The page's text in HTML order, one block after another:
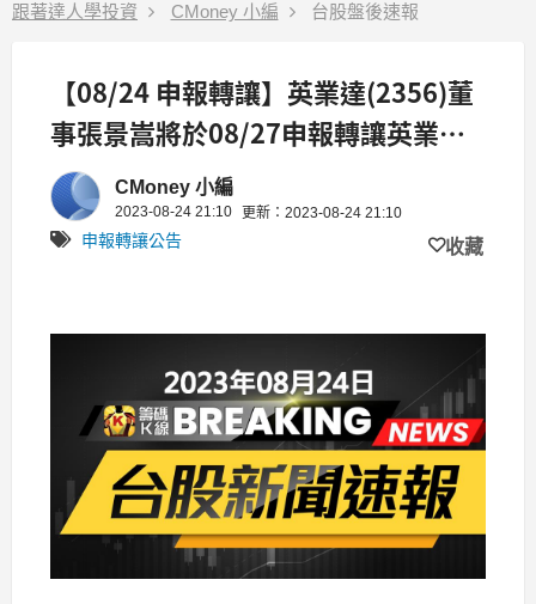
跟著達人學投資 CMoney 小編 台股盤後速報
【08/24 申報轉讓】英業達(2356)董
事張景嵩將於08/27申報轉讓英業達
股票500張CMoney 小編
2023-08-24 21:10 更新：2023-08-24 21:10
申報轉讓公告 收藏